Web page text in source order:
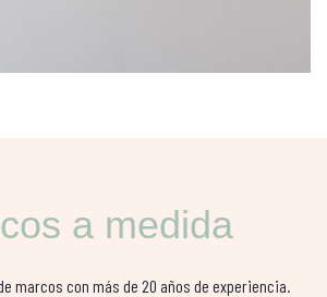
a medida
marcos con más de 20 años de experiencia.